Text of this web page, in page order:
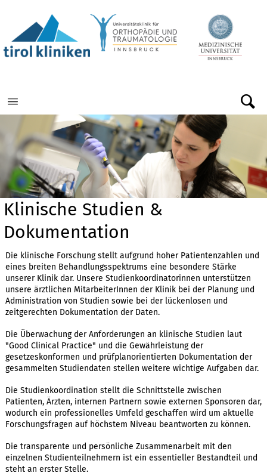
Klinische Studien &
Dokumentation
Die klinische Forschung stellt aufgrund hoher Patientenzahlen und
eines breiten Behandlungsspektrums eine besondere Stärke
unserer Klinik dar. Unsere Studienkoordinatorinnen unterstützen
unsere ärztlichen MitarbeiterInnen der Klinik bei der Planung und
Administration von Studien sowie bei der lückenlosen und
zeitgerechten Dokumentation der Daten.
Die Überwachung der Anforderungen an klinische Studien laut
"Good Clinical Practice" und die Gewährleistung der
gesetzeskonformen und prüfplanorientierten Dokumentation der
gesammelten Studiendaten stellen weitere wichtige Aufgaben dar.
Die Studienkoordination stellt die Schnittstelle zwischen
Patienten, Ärzten, internen Partnern sowie externen Sponsoren dar,
wodurch ein professionelles Umfeld geschaffen wird um aktuelle
Forschungsfragen auf höchstem Niveau beantworten zu können.
Die transparente und persönliche Zusammenarbeit mit den
einzelnen Studienteilnehmern ist ein essentieller Bestandteil und
steht an erster Stelle.